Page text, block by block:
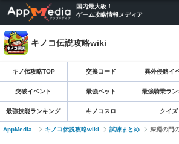
国内最大級！
ゲーム攻略情報メディア
キノコ伝説攻略wiki
キノ伝攻略TOP 交換コード 異外侵略イ
突破イベント 最強ペット 最強騎乗ラン
最強技能ランキング キノコスロ クイズ
AppMedia キノコ伝説攻略wiki 試練まとめ 深淵の門